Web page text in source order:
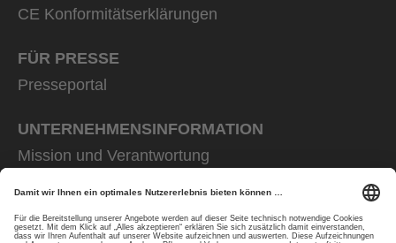
CE Konformitätserklärungen
FÜR PRESSE
Presseportal
UNTERNEHMENS­INFORMATION
Mission und Verantwortung
Rainer Winter Stiftung